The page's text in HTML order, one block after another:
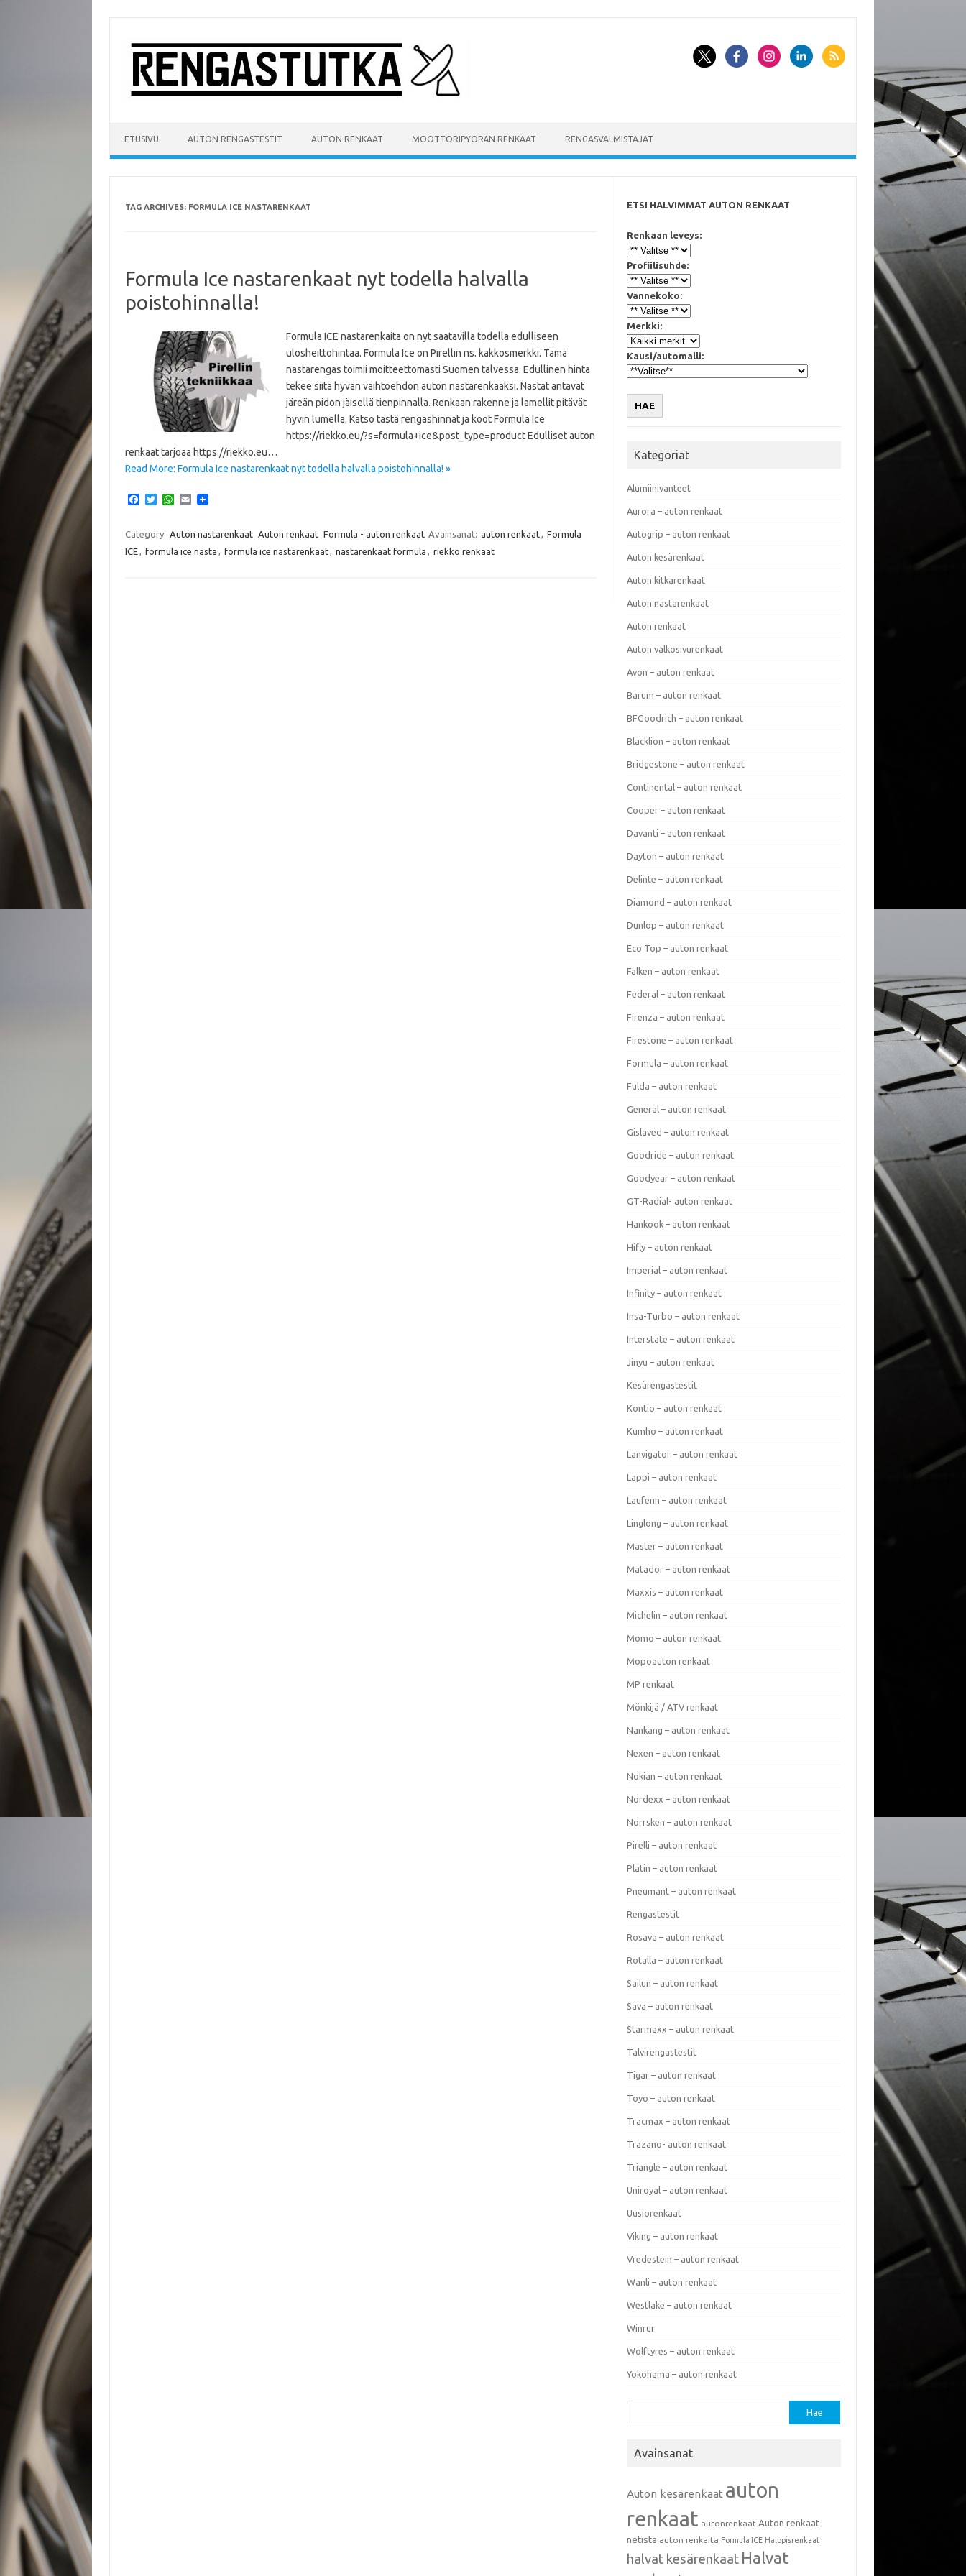
content
ETUSIVU AUTON RENGASTESTIT AUTON RENKAAT MOOTTORIPYÖRÄN RENKAAT RENGASVALMISTAJAT
TAG ARCHIVES: FORMULA ICE NASTARENKAAT
Formula Ice nastarenkaat nyt todella halvalla
poistohinnalla!
Formula ICE nastarenkaita on nyt saatavilla todella edulliseen
ulosheittohintaa. Formula Ice on Pirellin ns. kakkosmerkki. Tämä
nastarengas toimii moitteettomasti Suomen talvessa. Edullinen hinta
tekee siitä hyvän vaihtoehdon auton nastarenkaaksi. Nastat antavat
järeän pidon jäisellä tienpinnalla. Renkaan rakenne ja lamellit pitävät
hyvin lumella. Katso tästä rengashinnat ja koot Formula Ice
https://riekko.eu/?s=formula+ice&post_type=product Edulliset auton
renkaat tarjoaa https://riekko.eu…
Read More: Formula Ice nastarenkaat nyt todella halvalla poistohinnalla! »
e
o
T
t
e
W
t
A
E
i
Category: Auton nastarenkaat Auton renkaat Formula - auton renkaat Avainsanat: auton renkaat, Formula
ICE, formula ice nasta , formula ice nastarenkaat, nastarenkaat formula , riekko renkaat
ETSI HALVIMMAT AUTON RENKAAT
Renkaan leveys:
Profiilisuhde:
Vannekoko:
Merkki:
Kausi/automalli:
HAE
Kategoriat
Alumiinivanteet
Aurora – auton renkaat
Autogrip – auton renkaat
Auton kesärenkaat
Auton kitkarenkaat
Auton nastarenkaat
Auton renkaat
Auton valkosivurenkaat
Avon – auton renkaat
Barum – auton renkaat
BFGoodrich – auton renkaat
Blacklion – auton renkaat
Bridgestone – auton renkaat
Continental – auton renkaat
Cooper – auton renkaat
Davanti – auton renkaat
Dayton – auton renkaat
Delinte – auton renkaat
Diamond – auton renkaat
Dunlop – auton renkaat
Eco Top – auton renkaat
Falken – auton renkaat
Federal – auton renkaat
Firenza – auton renkaat
Firestone – auton renkaat
Formula – auton renkaat
Fulda – auton renkaat
General – auton renkaat
Gislaved – auton renkaat
Goodride – auton renkaat
Goodyear – auton renkaat
GT-Radial- auton renkaat
Hankook – auton renkaat
Hifly – auton renkaat
Imperial – auton renkaat
Infinity – auton renkaat
Insa-Turbo – auton renkaat
Interstate – auton renkaat
Jinyu – auton renkaat
Kesärengastestit
Kontio – auton renkaat
Kumho – auton renkaat
Lanvigator – auton renkaat
Lappi – auton renkaat
Laufenn – auton renkaat
Linglong – auton renkaat
Master – auton renkaat
Matador – auton renkaat
Maxxis – auton renkaat
Michelin – auton renkaat
Momo – auton renkaat
Mopoauton renkaat
MP renkaat
Mönkijä / ATV renkaat
Nankang – auton renkaat
Nexen – auton renkaat
Nokian – auton renkaat
Nordexx – auton renkaat
Norrsken – auton renkaat
Pirelli – auton renkaat
Platin – auton renkaat
Pneumant – auton renkaat
Rengastestit
Rosava – auton renkaat
Rotalla – auton renkaat
Sailun – auton renkaat
Sava – auton renkaat
Starmaxx – auton renkaat
Talvirengastestit
Tigar – auton renkaat
Toyo – auton renkaat
Tracmax – auton renkaat
Trazano- auton renkaat
Triangle – auton renkaat
Uniroyal – auton renkaat
Uusiorenkaat
Viking – auton renkaat
Vredestein – auton renkaat
Wanli – auton renkaat
Westlake – auton renkaat
Winrur
Wolftyres – auton renkaat
Yokohama – auton renkaat
Avainsanat
Auton kesärenkaat auton
renkaat autonrenkaat Auton renkaat
netistä auton renkaita Formula ICE Halppisrenkaat
halvat kesärenkaat Halvat